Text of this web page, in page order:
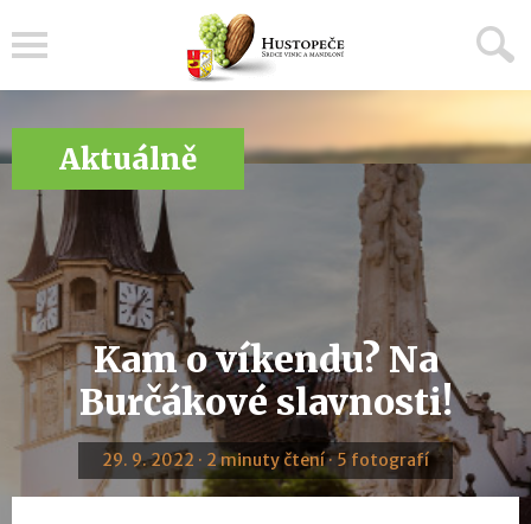
Aktuálně
Kam o víkendu? Na
Burčákové slavnosti!
29. 9. 2022 · 2 minuty čtení · 5 fotografí